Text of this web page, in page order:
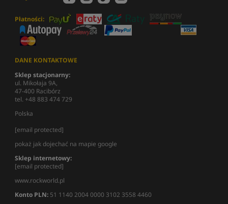
Płatności:
DANE KONTAKTOWE
Sklep stacjonarny:
ul. Mikołaja 9A,
47-400 Racibórz
tel. +48 883 474 729
Polska
[email protected]
pokaż jak dojechać na mapie google
Sklep internetowy:
[email protected]
www.rockworld.pl
Konto PLN: 51 1140 2004 0000 3102 3558 4460